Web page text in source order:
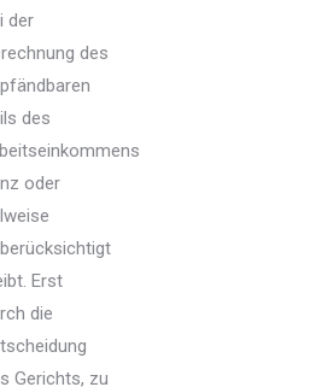
der
des
des
oder
Erst
die
Gerichts, zu